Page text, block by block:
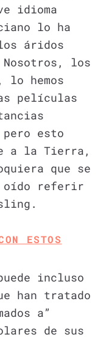
idioma
lo ha
áridos
los
hemos
películas
esto
a la Tierra,
que se
oído referir
ESTOS
incluso
han tratado
a”
de sus